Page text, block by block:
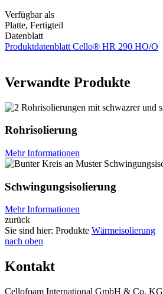
Verfügbar als
Platte, Fertigteil
Datenblatt
Produktdatenblatt Cello® HR 290 HO/O
Verwandte Produkte
Rohrisolierung
Mehr Informationen
Schwingungsisolierung
Mehr Informationen
zurück
Sie sind hier: Produkte Wärmeisolierung
nach oben
Kontakt
Cellofoam International GmbH & Co. KG